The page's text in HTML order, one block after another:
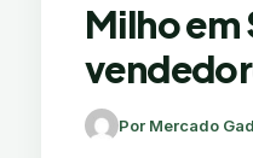
Milho em
Por Mercado